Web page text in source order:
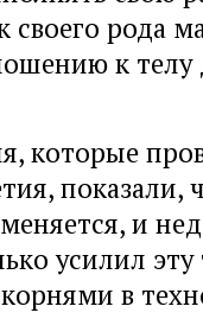
своего рода
к телу
которые
показали,
меняется, и
усилил
в